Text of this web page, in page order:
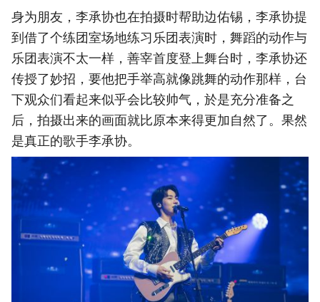
身为朋友，李承协也在拍摄时帮助边佑锡，李承协提
到借了个练团室场地练习乐团表演时，舞蹈的动作与
乐团表演不太一样，善宰首度登上舞台时，李承协还
传授了妙招，要他把手举高就像跳舞的动作那样，台
下观众们看起来似乎会比较帅气，於是充分准备之
后，拍摄出来的画面就比原本来得更加自然了。果然
是真正的歌手李承协。